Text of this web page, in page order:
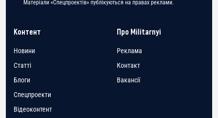
Матеріали «Спецпроектів» публікуються на правах реклами.
Контент
Новини
Статті
Блоги
Спецпроекти
Відеоконтент
Про Militarnyi
Реклама
Контакт
Вакансії